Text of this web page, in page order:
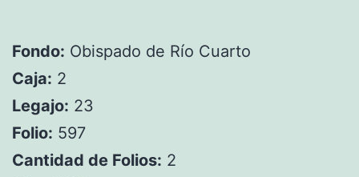
Fondo: Obispado de Río Cuarto
Caja: 2
Legajo: 23
Folio: 597
Cantidad de Folios: 2